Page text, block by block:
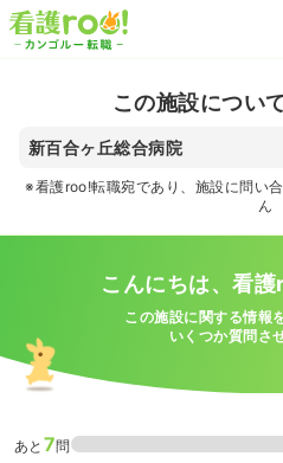
この施設につい
新百合ヶ丘総合病院
※看護roo!転職宛であり、施設に問い
ん
こんにちは、看護
この施設に関する情報
いくつか質問さ
あと 7問